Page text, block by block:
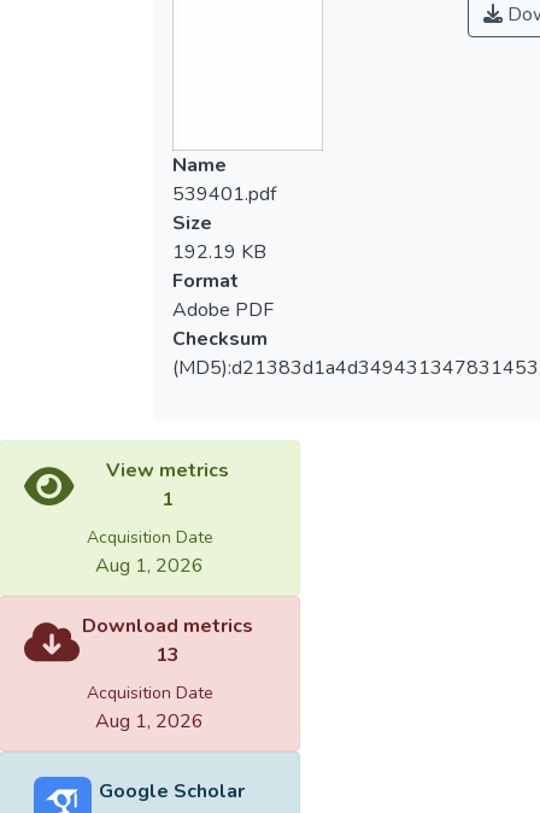
Name
539401.pdf
Size
192.19 KB
Format
Adobe PDF
Checksum
View metrics
1
Acquisition Date
Aug 1, 2026
Download metrics
13
Acquisition Date
Aug 1, 2026
Google Scholar